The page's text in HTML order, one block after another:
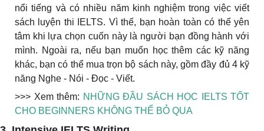
nổi tiếng và có nhiều năm kinh nghiệm trong việc viết
sách luyện thi IELTS. Vì thế, bạn hoàn toàn có thể yên
tâm khi lựa chọn cuốn này là người bạn đồng hành với
mình. Ngoài ra, nếu bạn muốn học thêm các kỹ năng
khác, bạn có thể mua trọn bộ sách này, gồm đầy đủ 4 kỹ
năng Nghe - Nói - Đọc - Viết.
>>> Xem thêm: NHỮNG ĐẦU SÁCH HỌC IELTS TỐT
CHO BEGINNERS KHÔNG THỂ BỎ QUA